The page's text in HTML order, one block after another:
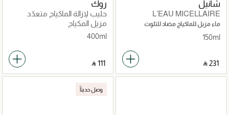
شانيل
L’EAU MICELLAIRE
ماء مزيل للماكياج مضاد للتلوث
150ml
‎ ⃁ ⁦231⁩ ‎
روك
حليب لإزالة الماكياج متعدّد
الوظائف 400 مل
مزيل المكياج
400ml
‎ ⃁ ⁦111⁩ ‎
وصل حديثاً